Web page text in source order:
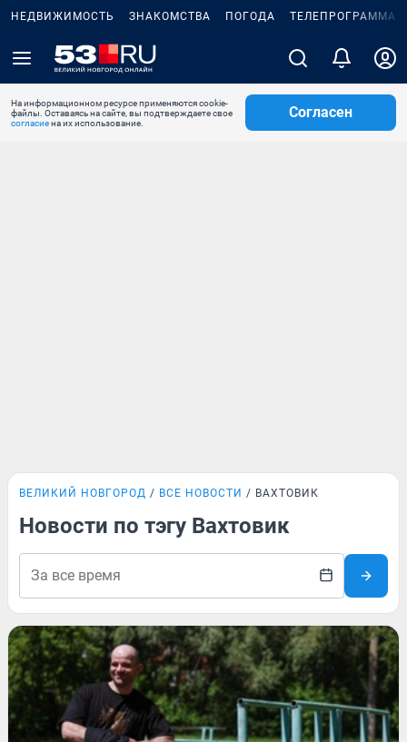
НЕДВИЖИМОСТЬ ЗНАКОМСТВА ПОГОДА ТЕЛЕПРОГРАММА
На информационном ресурсе применяются cookie-
файлы. Оставаясь на сайте, вы подтверждаете свое
согласиена их использование.
Согласен
ВЕЛИКИЙ НОВГОРОД ВСЕ НОВОСТИ ВАХТОВИК
Новости по тэгу Вахтовик